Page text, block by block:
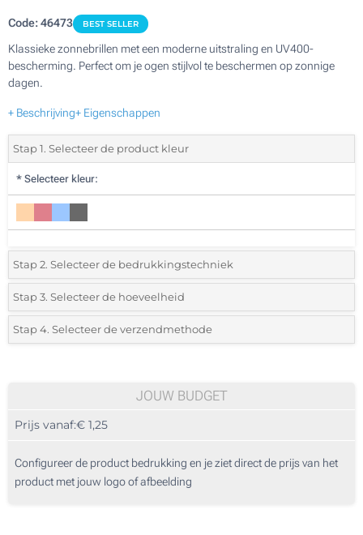
Code:46473 BEST SELLER
Klassieke zonnebrillen met een moderne uitstraling en UV400-
bescherming. Perfect om je ogen stijlvol te beschermen op zonnige
dagen.
+ Beschrijving+ Eigenschappen
Stap 1. Selecteer de product kleur
* Selecteer kleur:
Stap 2. Selecteer de bedrukkingstechniek
*Selecteer de bedrukking en kleuren van het logo:
1 Kleur (Op het pootje)
3 Kleuren (Op het pootje)
Afdrukken - 3D digitaal printen (Op het pootje)
Stap 3. Selecteer de hoeveelheid
*Selecteer uit de lijst of voeg het gewenste aantal in
50
250
Stap 4. Selecteer de verzendmethode
JOUW BUDGET
Prijs vanaf:€ 1,25
Configureer de product bedrukking en je ziet direct de prijs van het
product met jouw logo of afbeelding